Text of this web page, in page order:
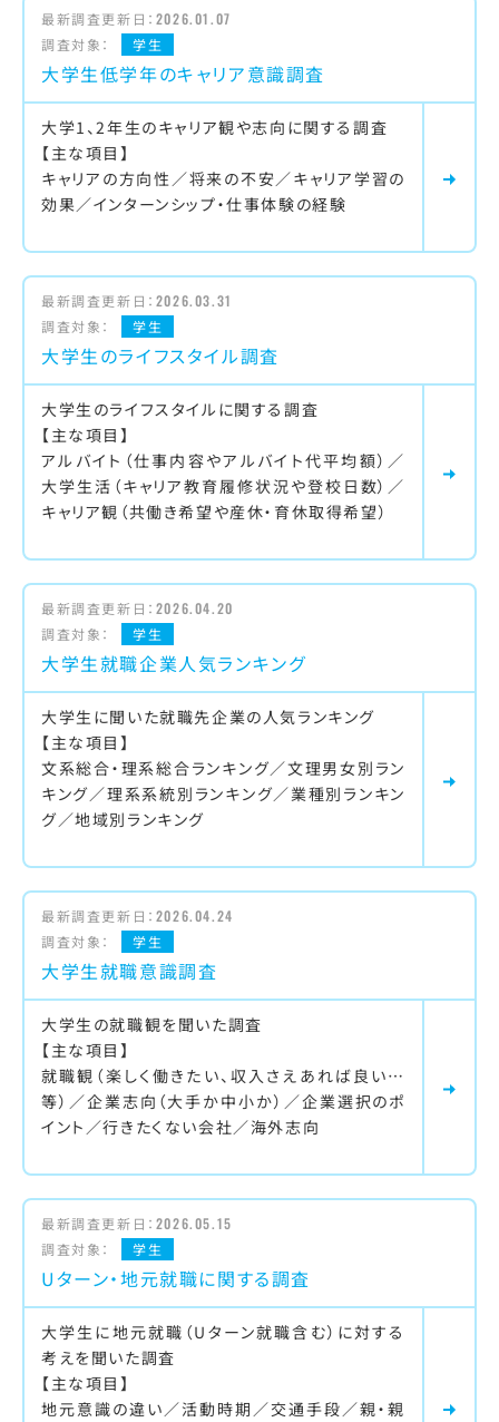
最新調査更新日： 2026.01.07
調査対象：
学生
大学生低学年のキャリア意識調査
大学1、2年生のキャリア観や志向に関する調査
【主な項目】
キャリアの方向性／将来の不安／キャリア学習の
効果／インターンシップ・仕事体験の経験
最新調査更新日： 2026.03.31
調査対象：
学生
大学生のライフスタイル調査
大学生のライフスタイルに関する調査
【主な項目】
アルバイト（仕事内容やアルバイト代平均額）／
大学生活（キャリア教育履修状況や登校日数）／
キャリア観（共働き希望や産休・育休取得希望）
最新調査更新日： 2026.04.20
調査対象：
学生
大学生就職企業人気ランキング
大学生に聞いた就職先企業の人気ランキング
【主な項目】
文系総合・理系総合ランキング／文理男女別ラン
キング／理系系統別ランキング／業種別ランキン
グ／地域別ランキング
最新調査更新日： 2026.04.24
調査対象：
学生
大学生就職意識調査
大学生の就職観を聞いた調査
【主な項目】
就職観（楽しく働きたい、収入さえあれば良い…
等）／企業志向（大手か中小か）／企業選択のポ
イント／行きたくない会社／海外志向
最新調査更新日： 2026.05.15
調査対象：
学生
Uターン・地元就職に関する調査
大学生に地元就職（Uターン就職含む）に対する
考えを聞いた調査
【主な項目】
地元意識の違い／活動時期／交通手段／親・親